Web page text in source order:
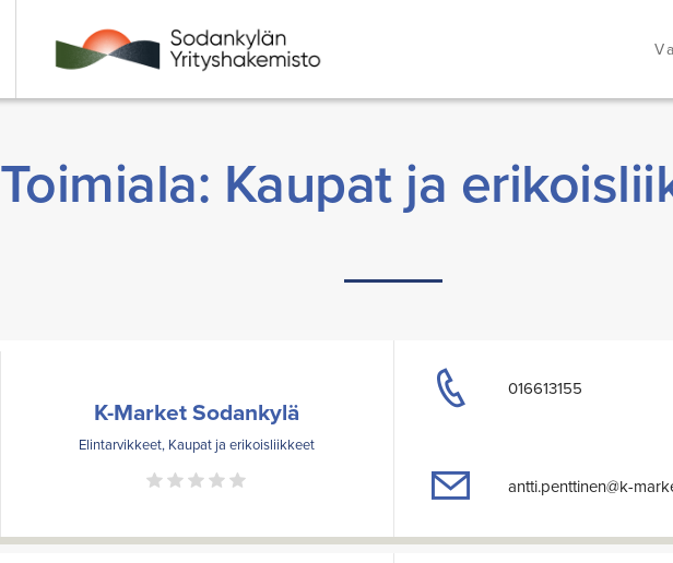
Toimiala: Kaupat ja
K-Market Sodankylä
Elintarvikkeet, Kaupat ja erikoisliikkeet
016613155
antti.penttinen@k-